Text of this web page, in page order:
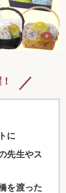
に
先生やス
を渡った